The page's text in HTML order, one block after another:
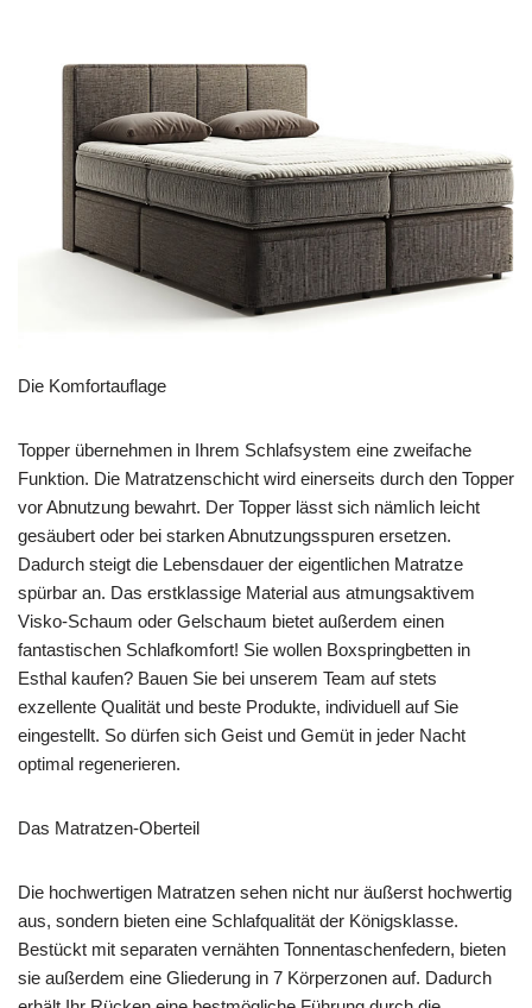
Die Komfortauflage
Topper übernehmen in Ihrem Schlafsystem eine zweifache
Funktion. Die Matratzenschicht wird einerseits durch den Topper
vor Abnutzung bewahrt. Der Topper lässt sich nämlich leicht
gesäubert oder bei starken Abnutzungsspuren ersetzen.
Dadurch steigt die Lebensdauer der eigentlichen Matratze
spürbar an. Das erstklassige Material aus atmungsaktivem
Visko-Schaum oder Gelschaum bietet außerdem einen
fantastischen Schlafkomfort! Sie wollen Boxspringbetten in
Esthal kaufen? Bauen Sie bei unserem Team auf stets
exzellente Qualität und beste Produkte, individuell auf Sie
eingestellt. So dürfen sich Geist und Gemüt in jeder Nacht
optimal regenerieren.
Das Matratzen-Oberteil
Die hochwertigen Matratzen sehen nicht nur äußerst hochwertig
aus, sondern bieten eine Schlafqualität der Königsklasse.
Bestückt mit separaten vernähten Tonnentaschenfedern, bieten
sie außerdem eine Gliederung in 7 Körperzonen auf. Dadurch